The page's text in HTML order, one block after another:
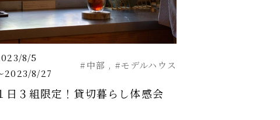
ー
8/5
2023/8/27
#中部 #モデルハウス
日３組限定！貸切暮らし体感会